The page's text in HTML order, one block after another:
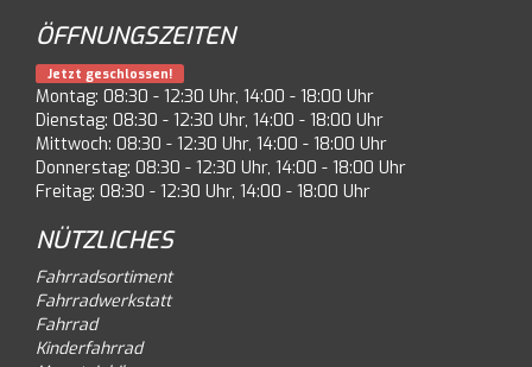
ÖFFNUNGSZEITEN
Jetzt geschlossen!
Montag: 08:30 - 12:30 Uhr, 14:00 - 18:00 Uhr
Dienstag: 08:30 - 12:30 Uhr, 14:00 - 18:00 Uhr
Mittwoch: 08:30 - 12:30 Uhr, 14:00 - 18:00 Uhr
Donnerstag: 08:30 - 12:30 Uhr, 14:00 - 18:00 Uhr
Freitag: 08:30 - 12:30 Uhr, 14:00 - 18:00 Uhr
NÜTZLICHES
Fahrradsortiment
Fahrradwerkstatt
Fahrrad
Kinderfahrrad